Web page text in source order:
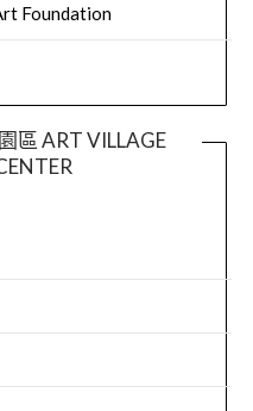
Foundation
區 ART VILLAGE